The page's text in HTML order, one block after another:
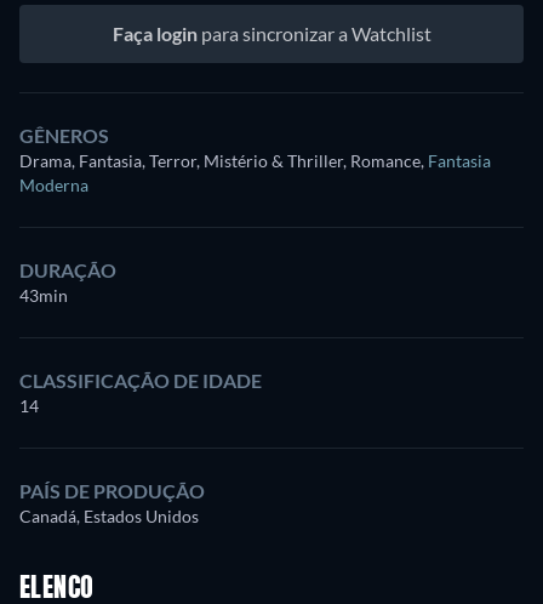
Faça loginpara sincronizar a Watchlist
GÊNEROS
Drama, Fantasia, Terror, Mistério & Thriller, Romance, Fantasia
Moderna
DURAÇÃO
43min
CLASSIFICAÇÃO DE IDADE
14
PAÍS DE PRODUÇÃO
Canadá, Estados Unidos
ELENCO